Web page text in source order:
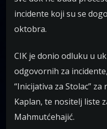
incidente koji su se
oktobra.
CIK je donio odluku u
odgovornih za
“Inicijativa za Stolac”
Kaplan, te nositelj liste
Mahmutćehajić.